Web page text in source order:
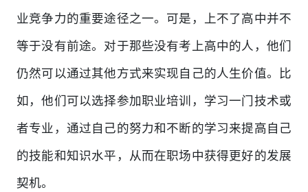
业竞争力的重要途径之一。可是，上不了高中并不
等于没有前途。对于那些没有考上高中的人，他们
仍然可以通过其他方式来实现自己的人生价值。比
如，他们可以选择参加职业培训，学习一门技术或
者专业，通过自己的努力和不断的学习来提高自己
的技能和知识水平，从而在职场中获得更好的发展
契机。